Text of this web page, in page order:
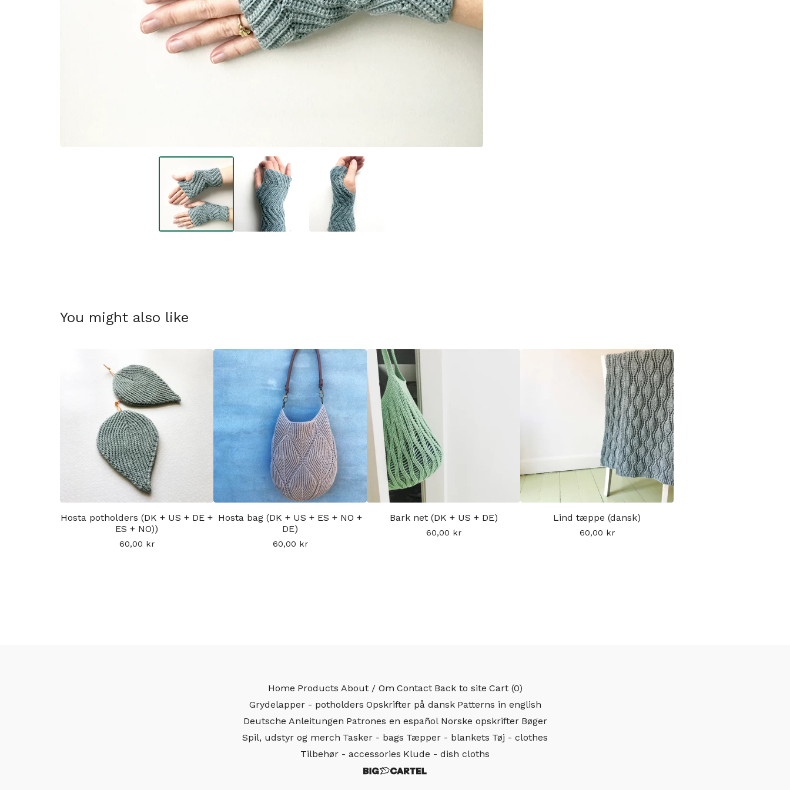
You might also like
Hosta potholders (DK + US + DE +
ES + NO))
60,00 kr
Hosta bag (DK + US + ES + NO +
DE)
60,00 kr
Bark net (DK + US + DE)
60,00 kr
Lind tæppe (dansk)
60,00 kr
Home Products About / Om Contact Back to site Cart (0)
Grydelapper - potholders Opskrifter på dansk Patterns in english
Deutsche Anleitungen Patrones en español Norske opskrifter Bøger
Spil, udstyr og merch Tasker - bags Tæpper - blankets Tøj - clothes
Tilbehør - accessories Klude - dish cloths